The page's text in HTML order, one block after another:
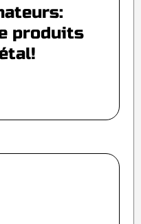
produits